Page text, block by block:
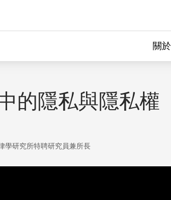
關
的隱私與隱私權
學研究所特聘研究員兼所長